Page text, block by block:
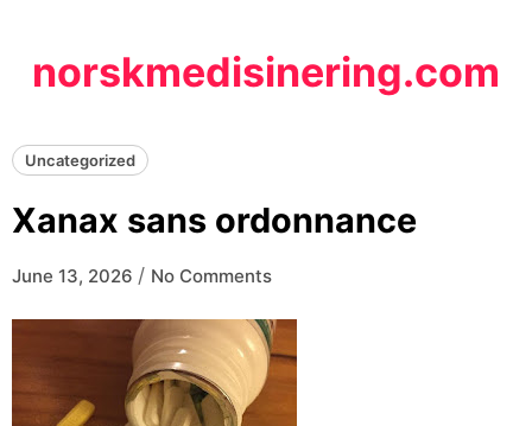
contentnorskmedisinering.com
Uncategorized
Xanax sans ordonnance
June 13, 2026 / No Comments